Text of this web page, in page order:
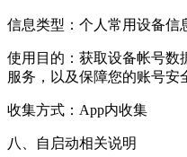
信息类型：个人常用设备信
使用目的：获取设备帐号数
服务，以及保障您的账号安
收集方式：App内收集
八、自启动相关说明